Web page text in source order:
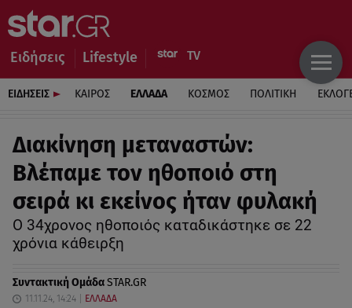
Ειδήσεις Lifestyle
ΕΙΔΗΣΕΙΣ ΚΑΙΡΟΣ ΕΛΛΑΔΑ ΚΟΣΜΟΣ ΠΟΛΙΤΙΚΗ
Διακίνηση μεταναστών:
Βλέπαμε τον ηθοποιό στη
σειρά κι εκείνος ήταν φυλακή
Ο 34χρονος ηθοποιός καταδικάστηκε σε 22
χρόνια κάθειρξη
Συντακτική ΟμάδαSTAR.GR
11.11.24, 14:24 ΕΛΛΑΔΑ